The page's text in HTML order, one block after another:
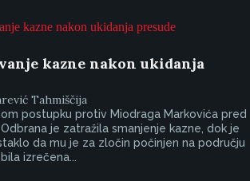
kazne nakon ukidanja
Tahmiščija
postupku protiv Miodraga Markovića pred
je zatražila smanjenje kazne, dok je
da mu je za zločin počinjen na području
izrečena...